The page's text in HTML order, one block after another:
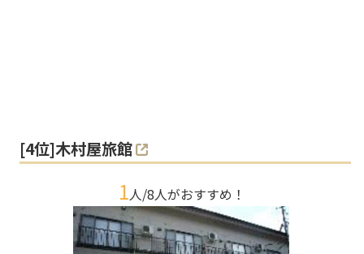
[4位]木村屋旅館
1人/8人がおすすめ！